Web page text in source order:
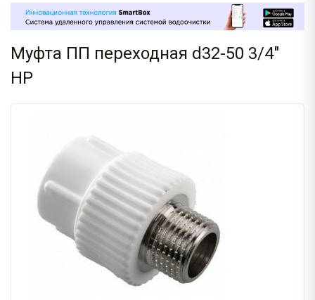
Муфта ПП переходная d32-50 3/4"
НР